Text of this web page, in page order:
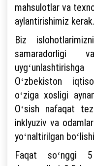
mahsulotlar va
aylantirishimiz kerak.
Biz
samaradorligi
Oʻzbekiston
oʻziga xosligi
Oʻsish nafaqat
inklyuziv va
yoʻnaltirilgan
Faqat soʻnggi